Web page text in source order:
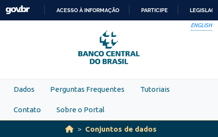
Skip to main content
PARA
O
CONTEÚDO
ACESSO À INFORMAÇÃO PARTICIPE
ENGLISH
Dados Perguntas Frequentes Tutoriais
Contato Sobre o Portal
Conjuntos de dados